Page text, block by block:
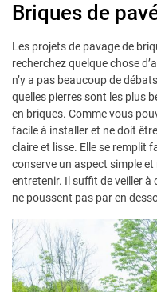
Briques de
Les projets de pavage de
recherchez quelque chose
n’y a pas beaucoup de
quelles pierres sont les plus
en briques. Comme vous
facile à installer et ne doit
claire et lisse. Elle se remplit
conserve un aspect simple
entretenir. Il suffit de veiller à
ne poussent pas par en